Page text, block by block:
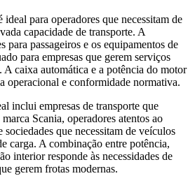
para operadores que necessitam de
capacidade de transporte. A
para passageiros e os equipamentos de
para empresas que gerem serviços
A caixa automática e a potência do motor
operacional e conformidade normativa.
inclui empresas de transporte que
Scania, operadores atentos ao
sociedades que necessitam de veículos
carga. A combinação entre potência,
interior responde às necessidades de
gerem frotas modernas.